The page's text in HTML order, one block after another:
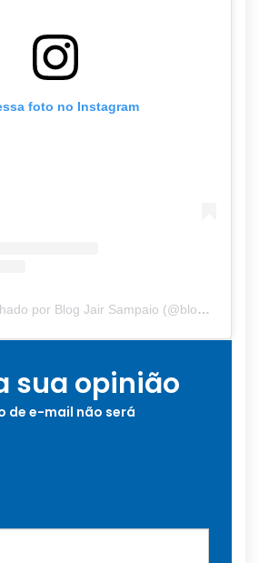
foto no Instagram
Um post compartilhado por Blog Jair Sampaio (@blogjairsampaio_)
sua opinião
de e-mail não será